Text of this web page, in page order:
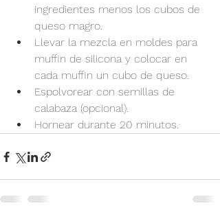
ingredientes menos los cubos de
queso magro.
Llevar la mezcla en moldes para
muffin de silicona y colocar en
cada muffin un cubo de queso.
Espolvorear con semillas de
calabaza (opcional).
Hornear durante 20 minutos.